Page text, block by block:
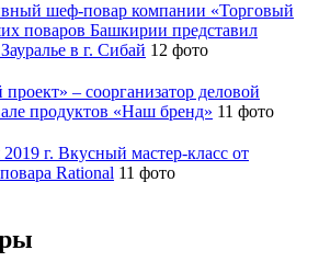
шеф-повар компании «Торговый
поваров Башкирии представил
в г. Сибай 12 фото
– соорганизатор деловой
продуктов «Наш бренд» 11 фото
2019 г. Вкусный мастер-класс от
Rational 11 фото